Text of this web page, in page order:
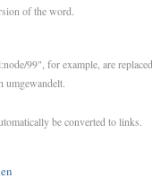
of the word.
99", for example, are
umgewandelt.
be converted to links.